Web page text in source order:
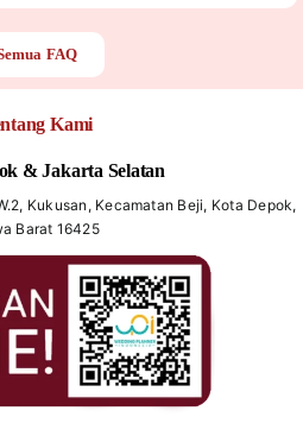
FAQ
Kami
& Jakarta Selatan
Kukusan, Kecamatan Beji, Kota Depok,
Barat 16425